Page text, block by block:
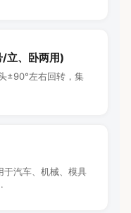
立、卧两用)
±90°左右回转，集
于汽车、机械、模具